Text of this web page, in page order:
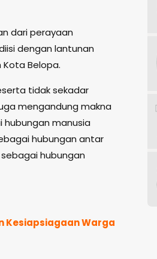
dari perayaan
dengan lantunan
Belopa.
tidak sekadar
mengandung makna
hubungan manusia
hubungan antar
hubungan
Kesiapsiagaan Warga